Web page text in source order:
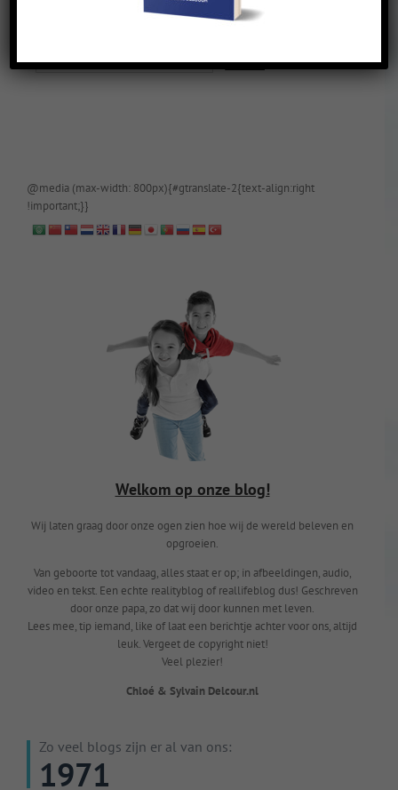
@media (max-width: 800px){#gtranslate-2{text-align:right
!important;}}
Welkom op onze blog!
Wij laten graag door onze ogen zien hoe wij de wereld beleven en
opgroeien.
Van geboorte tot vandaag, alles staat er op; in afbeeldingen, audio,
video en tekst. Een echte realityblog of reallifeblog dus! Geschreven
door onze papa, zo dat wij door kunnen met leven.
Lees mee, tip iemand, like of laat een berichtje achter voor ons, altijd
leuk. Vergeet de copyright niet!
Veel plezier!
Chloé & Sylvain Delcour.nl
Zo veel blogs zijn er al van ons:
1971